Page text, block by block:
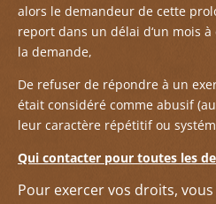
alors le demandeur de cette
report dans un délai d‘un mois
la demande,
De refuser de répondre à un
était considéré comme abusif
leur caractère répétitif ou
Qui contacter pour toutes les
Pour exercer vos droits,